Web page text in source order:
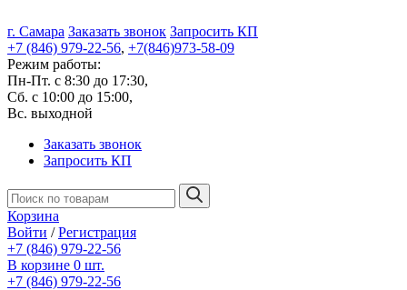
г. Самара Заказать звонок Запросить КП
+7 (846) 979-22-56, +7(846)973-58-09
Режим работы:
Пн-Пт. с 8:30 до 17:30,
Сб. с 10:00 до 15:00,
Вс. выходной
Заказать звонок
Запросить КП
Корзина
Войти /Регистрация
+7 (846) 979-22-56
В корзине 0 шт.
+7 (846) 979-22-56